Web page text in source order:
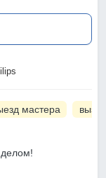
мастера